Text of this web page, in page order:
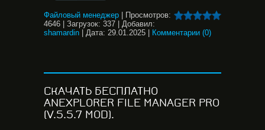
Файловый менеджер
Просмотров:
4646
Загрузок: 337
Добавил:
shamardin
Дата: 29.01.2025 Комментарии (0)
СКАЧАТЬ БЕСПЛАТНО
ANEXPLORER FILE MANAGER PRO
(V.5.5.7 MOD).